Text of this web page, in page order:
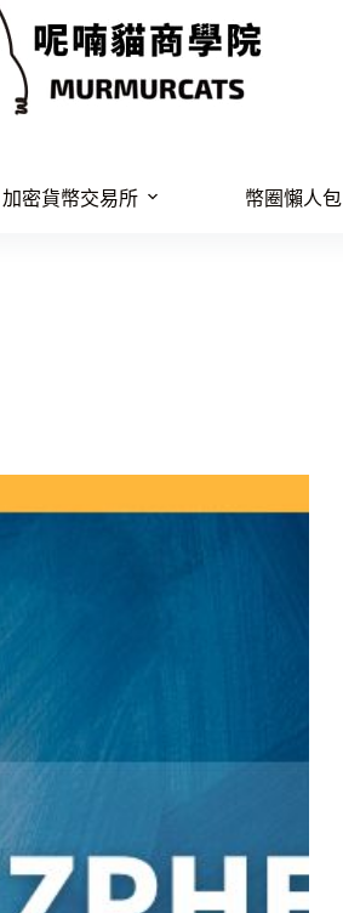
加密貨幣交易所 幣圈懶人包